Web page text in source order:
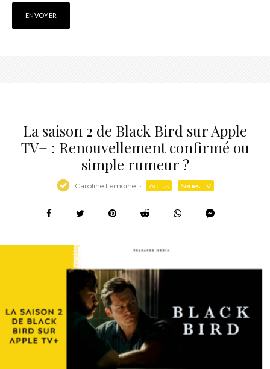
La saison 2 de Black Bird sur Apple
TV+ : Renouvellement confirmé ou
simple rumeur ?
Caroline Lemoine · Actus Séries TV